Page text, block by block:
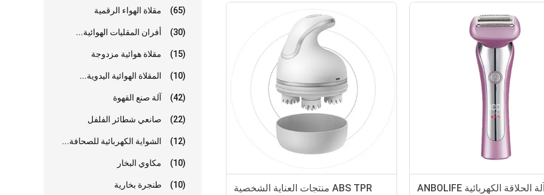
مقلاة الهواء الرقمية (65)
أفران المقليات الهوائية... (30)
مقلاة هوائية مزدوجة (15)
المقلاة الهوائية اليدوية... (10)
آلة صنع القهوة (42)
صانعي شطائر الفلفل (22)
الشواية الكهربائية للصحافة... (12)
مكاوي البخار (10)
طنجرة بخارية (10)
ABS TPR منتجات العناية الشخصية
آلة الحلاقة الكهربائية ANBOLIFE